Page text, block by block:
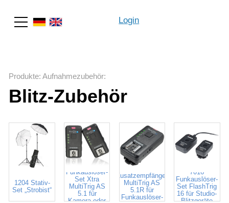
Login
Produkte: Aufnahmezubehör:
Blitz-Zubehör
1204 Stativ-
Set „Strobist“
7001
Funkauslöser-
Set Xtra
MultiTrig AS
5.1 für
Kamera oder
Zusatzempfänger
MultiTrig AS
5.1R für
Funkauslöser-
7016
Funkauslöser-
Set FlashTrig
16 für Studio-
Blitzgeräte